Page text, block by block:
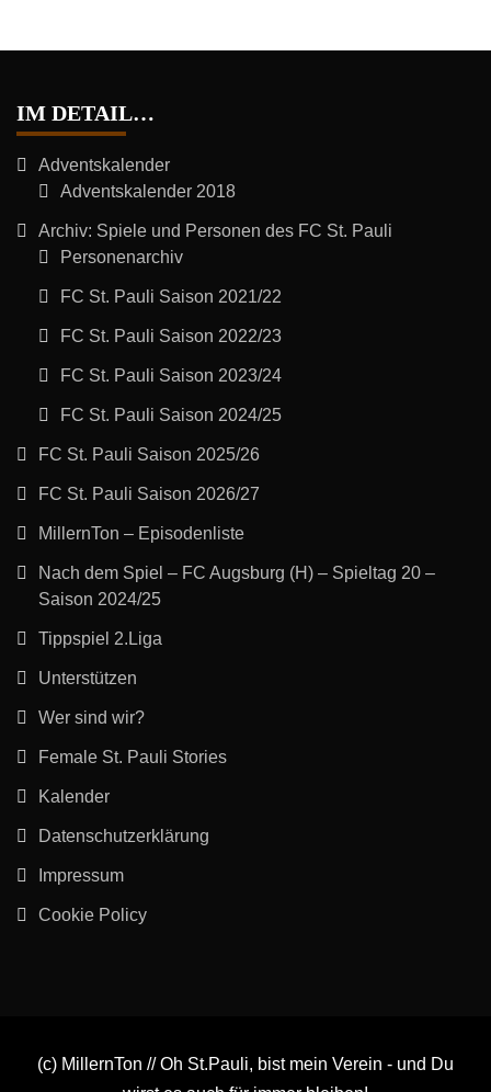
IM DETAIL…
Adventskalender
Adventskalender 2018
Archiv: Spiele und Personen des FC St. Pauli
Personenarchiv
FC St. Pauli Saison 2021/22
FC St. Pauli Saison 2022/23
FC St. Pauli Saison 2023/24
FC St. Pauli Saison 2024/25
FC St. Pauli Saison 2025/26
FC St. Pauli Saison 2026/27
MillernTon – Episodenliste
Nach dem Spiel – FC Augsburg (H) – Spieltag 20 –
Saison 2024/25
Tippspiel 2.Liga
Unterstützen
Wer sind wir?
Female St. Pauli Stories
Kalender
Datenschutzerklärung
Impressum
Cookie Policy
(c) MillernTon // Oh St.Pauli, bist mein Verein - und Du